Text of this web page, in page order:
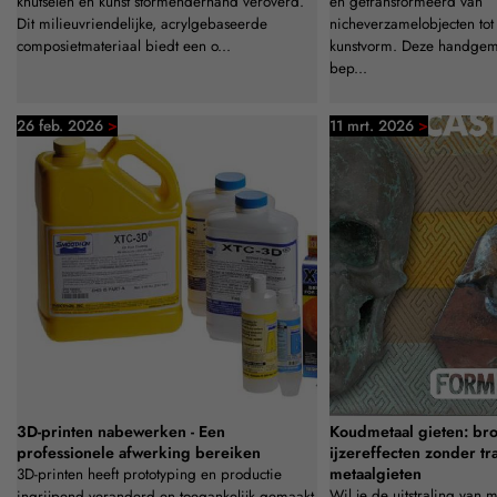
Dit milieuvriendelijke, acrylgebaseerde
composietmateriaal biedt een o...
nicheverzamelobjecten
kunstvorm. Deze
bep...
26 feb. 2026 >
3D-printen nabewerken - Een
professionele afwerking bereiken
3D-printen heeft prototyping en productie
11 mrt. 2026 >
Koudmetaal gieten:
ijzereffecten zonder
metaalgieten